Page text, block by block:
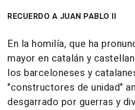
RECUERDO A JUAN PABLO II
En la homilía, que ha
mayor en catalán y
los barceloneses y
"constructores de unidad"
desgarrado por guerras y